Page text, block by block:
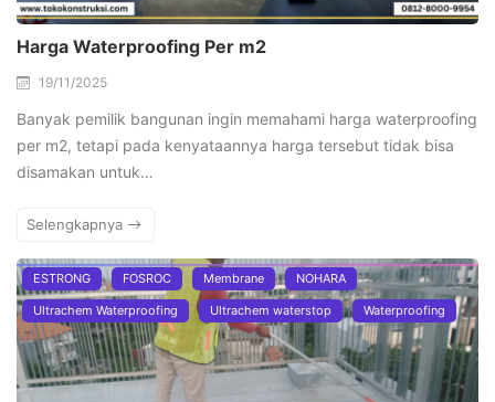
Harga Waterproofing Per m2
19/11/2025
Banyak pemilik bangunan ingin memahami harga waterproofing
per m2, tetapi pada kenyataannya harga tersebut tidak bisa
disamakan untuk…
Selengkapnya
ESTRONG FOSROC Membrane NOHARA
Ultrachem Waterproofing Ultrachem waterstop Waterproofing